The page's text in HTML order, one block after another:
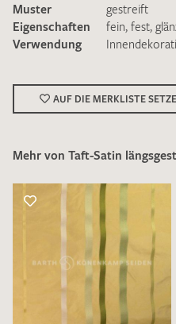
Ich bin damit
zur Beantwortung meiner
Die
Muster
gestreift
Eigenschaften
fein, fest,
Verwendung
AUF DIE MERKLISTE
Mehr von Taft-Satin